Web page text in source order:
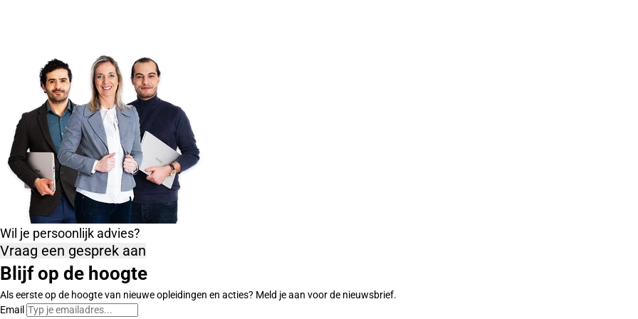
Wil je persoonlijk advies?
Vraag een gesprek aan
Blijf op de hoogte
Als eerste op de hoogte van nieuwe opleidingen en acties? Meld je aan voor de nieuwsbrief.
Email